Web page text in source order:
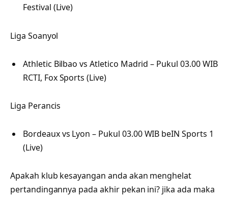
Festival (Live)
Liga Soanyol
Athletic Bilbao vs Atletico Madrid – Pukul 03.00 WIB
RCTI, Fox Sports (Live)
Liga Perancis
Bordeaux vs Lyon – Pukul 03.00 WIB beIN Sports 1
(Live)
Apakah klub kesayangan anda akan menghelat
pertandingannya pada akhir pekan ini? jika ada maka